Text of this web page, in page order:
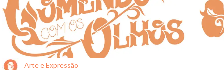
Arte e Expressão